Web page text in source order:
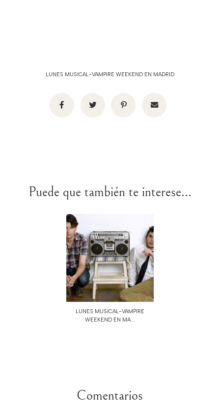
LUNES MUSICAL-VAMPIRE WEEKEND EN MADRID
Puede que también te interese...
LUNES MUSICAL-VAMPIRE
WEEKEND EN MA...
Comentarios